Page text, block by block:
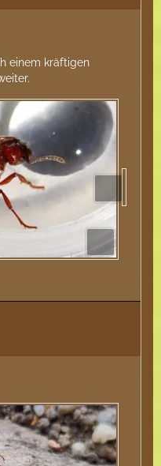
einem kräftigen